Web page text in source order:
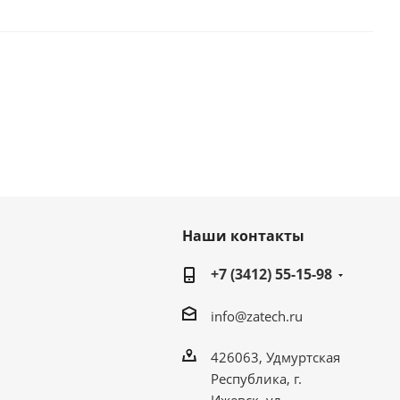
Наши контакты
+7 (3412) 55-15-98
info@zatech.ru
426063, Удмуртская
Республика, г.